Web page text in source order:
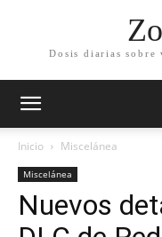
Dosis diarias sobre
Inicio Miscelánea
Miscelánea
Nuevos